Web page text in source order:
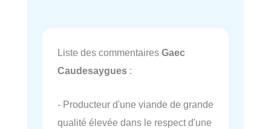
Liste des commentaires Gaec
Caudesaygues :
- Producteur d'une viande de grande
qualité élevée dans le respect d'une